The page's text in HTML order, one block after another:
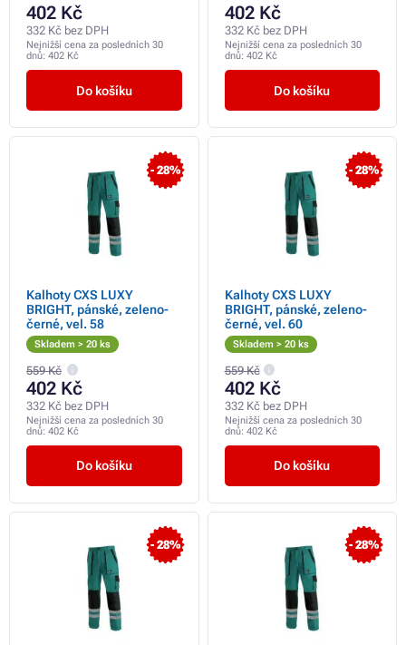
402 Kč
332 Kč bez DPH
Nejnižší cena za posledních 30
dnů: 402 Kč
Do košíku
402 Kč
332 Kč bez DPH
Nejnižší cena za posledních 30
dnů: 402 Kč
Do košíku
- 28%
Kalhoty CXS LUXY
BRIGHT, pánské, zeleno-
černé, vel. 58
Skladem > 20 ks
559 Kč
402 Kč
332 Kč bez DPH
Nejnižší cena za posledních 30
dnů: 402 Kč
Do košíku
- 28%
Kalhoty CXS LUXY
BRIGHT, pánské, zeleno-
černé, vel. 60
Skladem > 20 ks
559 Kč
402 Kč
332 Kč bez DPH
Nejnižší cena za posledních 30
dnů: 402 Kč
Do košíku
- 28% - 28%